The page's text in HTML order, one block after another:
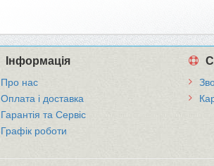
Інформація
Про нас
Оплата і доставка
Гарантія та Сервіс
Графік роботи